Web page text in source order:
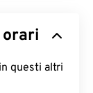
questi altri